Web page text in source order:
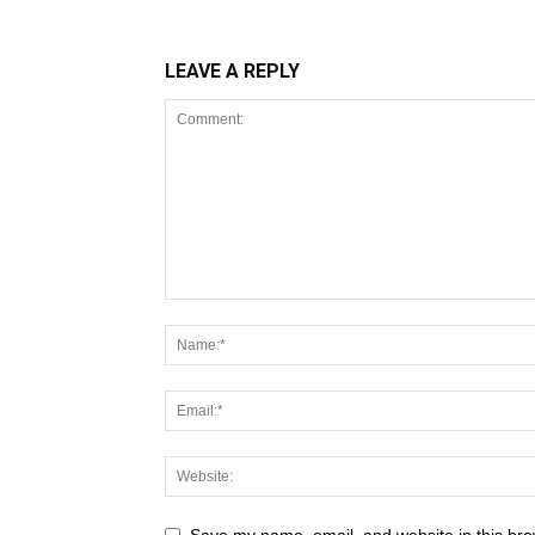
LEAVE A REPLY